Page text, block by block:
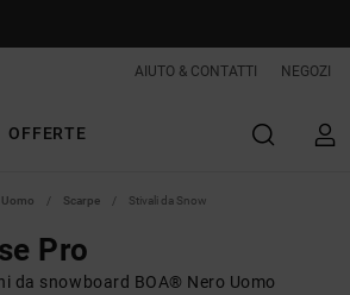
AIUTO & CONTATTI NEGOZI
OFFERTE
Uomo Scarpe Stivali da Snow
Pro
da snowboard BOA® Nero Uomo